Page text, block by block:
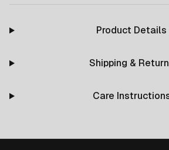
Product Details
Shipping &
Care